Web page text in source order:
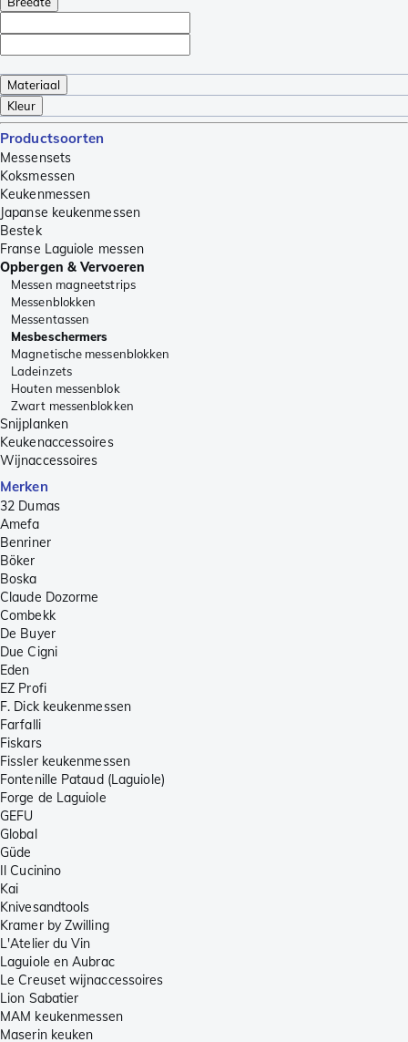
Materiaal
Kleur
Productsoorten
Messensets
Koksmessen
Keukenmessen
Japanse keukenmessen
Bestek
Franse Laguiole messen
Opbergen & Vervoeren
Messen magneetstrips
Messenblokken
Messentassen
Mesbeschermers
Magnetische messenblokken
Ladeinzets
Houten messenblok
Zwart messenblokken
Snijplanken
Keukenaccessoires
Wijnaccessoires
Merken
32 Dumas
Amefa
Benriner
Böker
Boska
Claude Dozorme
Combekk
De Buyer
Due Cigni
Eden
EZ Profi
F. Dick keukenmessen
Farfalli
Fiskars
Fissler keukenmessen
Fontenille Pataud (Laguiole)
Forge de Laguiole
GEFU
Global
Güde
Il Cucinino
Kai
Knivesandtools
Kramer by Zwilling
L'Atelier du Vin
Laguiole en Aubrac
Le Creuset wijnaccessoires
Lion Sabatier
MAM keukenmessen
Maserin keuken